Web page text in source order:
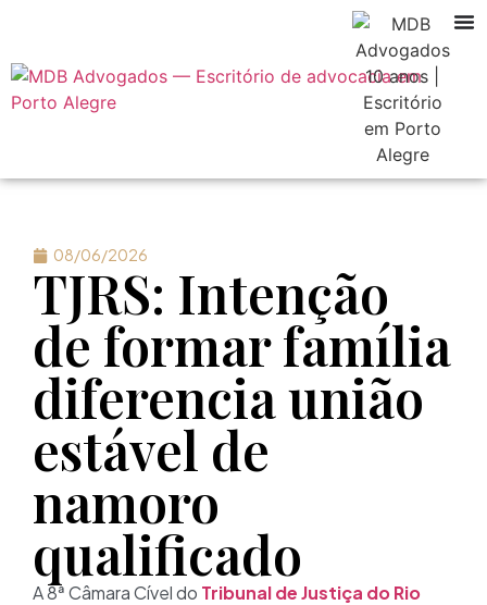
08/06/2026
TJRS: Intenção
de formar família
diferencia união
estável de
namoro
qualificado
A 8ª Câmara Cível do Tribunal de Justiça do Rio